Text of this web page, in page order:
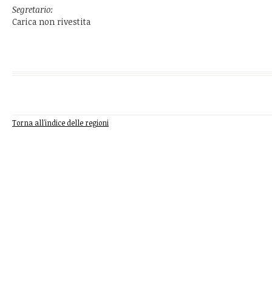
Segretario:
Carica non rivestita
Torna all'indice delle regioni